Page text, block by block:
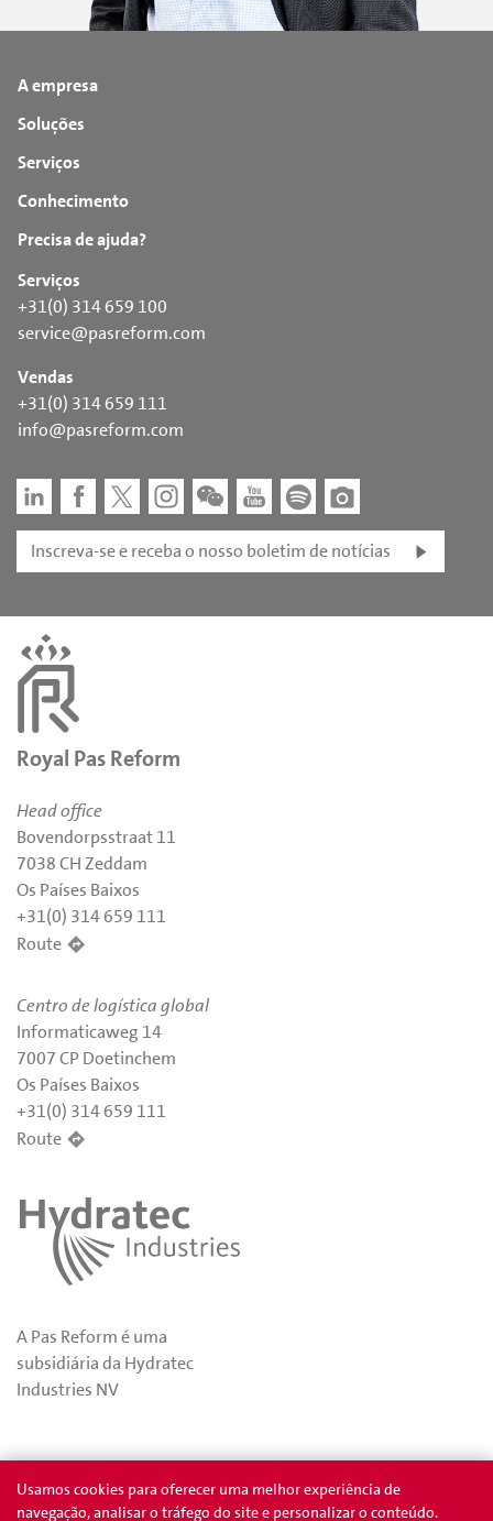
A empresa
Soluções
Serviços
Conhecimento
Precisa de ajuda?
Serviços
+31(0) 314 659 100
service@pasreform.com
Vendas
+31(0) 314 659 111
info@pasreform.com
Inscreva-se e receba o nosso boletim de notícias
Royal Pas Reform
Head office
Bovendorpsstraat 11
7038 CH Zeddam
Os Países Baixos
+31(0) 314 659 111
Route
Centro de logística global
Informaticaweg 14
7007 CP Doetinchem
Os Países Baixos
+31(0) 314 659 111
Route
A Pas Reform é uma
subsidiária da Hydratec
Industries NV
Privacidade Prêmios
Usamos cookies para oferecer uma melhor experiência de
navegação, analisar o tráfego do site e personalizar o conteúdo.